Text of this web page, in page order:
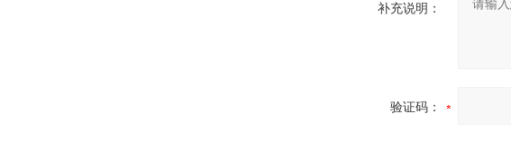
补充说明：
验证码：